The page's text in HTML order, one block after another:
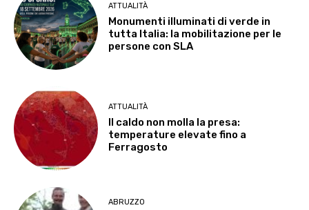
ATTUALITÀ
Monumenti illuminati di verde in
tutta Italia: la mobilitazione per le
persone con SLA
ATTUALITÀ
Il caldo non molla la presa:
temperature elevate fino a
Ferragosto
ABRUZZO